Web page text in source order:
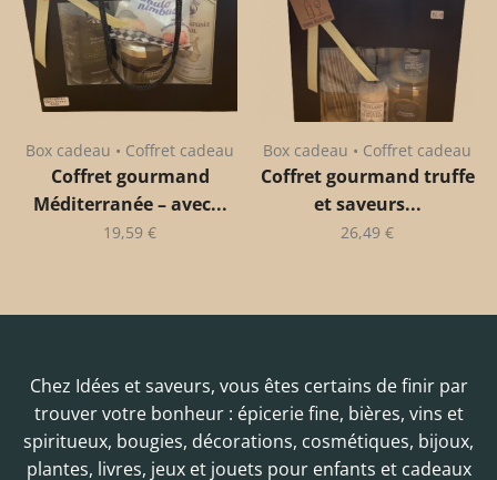
Box cadeau • Coffret cadeau
Coffret gourmand
Méditerranée – avec...
19,59 €
Box cadeau • Coffret cadeau
Coffret gourmand truffe
et saveurs...
26,49 €
Chez Idées et saveurs, vous êtes certains de finir par
trouver votre bonheur : épicerie fine, bières, vins et
spiritueux, bougies, décorations, cosmétiques, bijoux,
plantes, livres, jeux et jouets pour enfants et cadeaux